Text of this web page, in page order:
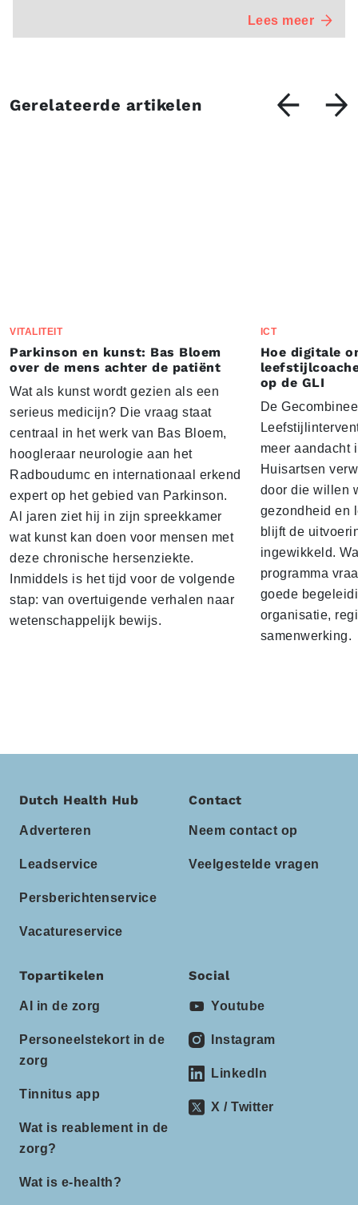
Lees meer
Gerelateerde artikelen
VITALITEIT
Parkinson en kunst: Bas Bloem
over de mens achter de patiënt
Wat als kunst wordt gezien als een
serieus medicijn? Die vraag staat
centraal in het werk van Bas Bloem,
hoogleraar neurologie aan het
Radboudumc en internationaal erkend
expert op het gebied van Parkinson.
Al jaren ziet hij in zijn spreekkamer
wat kunst kan doen voor mensen met
deze chronische hersenziekte.
Inmiddels is het tijd voor de volgende
stap: van overtuigende verhalen naar
wetenschappelijk bewijs.
ICT
Hoe digitale
op de GLI
De
meer aandacht
Huisartsen
door die willen
gezondheid en
blijft de
ingewikkeld.
programma
goede
organisatie,
samenwerking.
Dutch Health Hub
Adverteren
Leadservice
Persberichtenservice
Vacatureservice
Contact
Neem contact op
Veelgestelde vragen
Topartikelen
AI in de zorg
Personeelstekort in de
zorg
Tinnitus app
Wat is reablement in de
zorg?
Wat is e-health?
Social
Youtube
Instagram
LinkedIn
X / Twitter